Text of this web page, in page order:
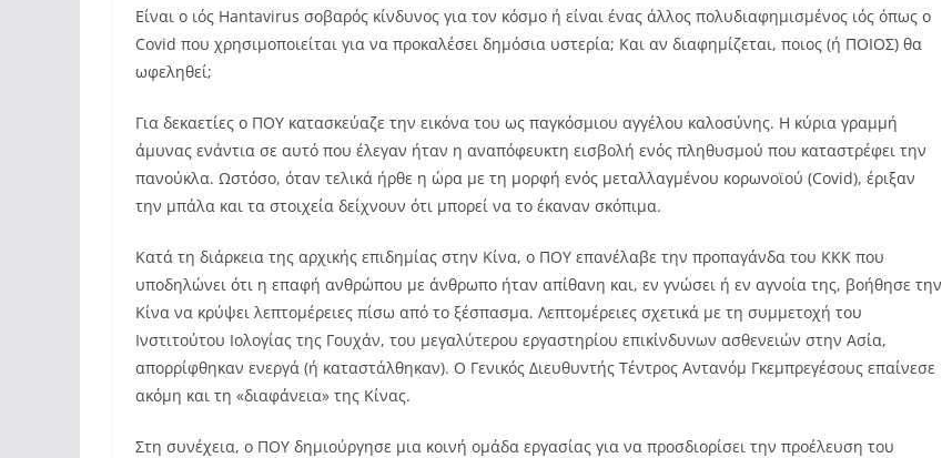
Είναι ο ιός Hantavirus σοβαρός κίνδυνος για τον κόσμο ή είναι ένας άλλος πολυδιαφημισμένος ιός όπως ο
Covid που χρησιμοποιείται για να προκαλέσει δημόσια υστερία; Και αν διαφημίζεται, ποιος (ή ΠΟΙΟΣ) θα
ωφεληθεί;
Για δεκαετίες ο ΠΟΥ κατασκεύαζε την εικόνα του ως παγκόσμιου αγγέλου καλοσύνης. Η κύρια γραμμή
άμυνας ενάντια σε αυτό που έλεγαν ήταν η αναπόφευκτη εισβολή ενός πληθυσμού που καταστρέφει την
πανούκλα. Ωστόσο, όταν τελικά ήρθε η ώρα με τη μορφή ενός μεταλλαγμένου κορωνοϊού (Covid), έριξαν
την μπάλα και τα στοιχεία δείχνουν ότι μπορεί να το έκαναν σκόπιμα.
Κατά τη διάρκεια της αρχικής επιδημίας στην Κίνα, ο ΠΟΥ επανέλαβε την προπαγάνδα του ΚΚΚ που
υποδηλώνει ότι η επαφή ανθρώπου με άνθρωπο ήταν απίθανη και, εν γνώσει ή εν αγνοία της, βοήθησε την
Κίνα να κρύψει λεπτομέρειες πίσω από το ξέσπασμα. Λεπτομέρειες σχετικά με τη συμμετοχή του
Ινστιτούτου Ιολογίας της Γουχάν, του μεγαλύτερου εργαστηρίου επικίνδυνων ασθενειών στην Ασία,
απορρίφθηκαν ενεργά (ή καταστάλθηκαν). Ο Γενικός Διευθυντής Τέντρος Αντανόμ Γκεμπρεγέσους επαίνεσε
ακόμη και τη «διαφάνεια» της Κίνας.
Στη συνέχεια, ο ΠΟΥ δημιούργησε μια κοινή ομάδα εργασίας για να προσδιορίσει την προέλευση του